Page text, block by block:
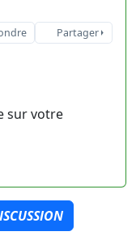
Partager
sur votre